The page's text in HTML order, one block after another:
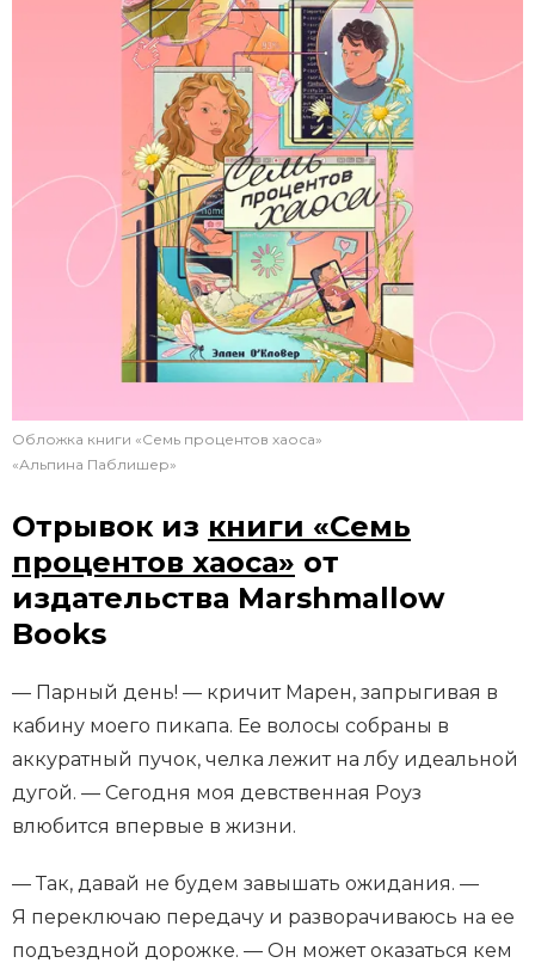
Обложка книги «Семь процентов хаоса»
«Альпина Паблишер»
Отрывок из книги «Семь
процентов хаоса» от
издательства Marshmallow
Books
— Парный день! — кричит Марен, запрыгивая в
кабину моего пикапа. Ее волосы собраны в
аккуратный пучок, челка лежит на лбу идеальной
дугой. — Сегодня моя девственная Роуз
влюбится впервые в жизни.
— Так, давай не будем завышать ожидания. —
Я переключаю передачу и разворачиваюсь на ее
подъездной дорожке. — Он может оказаться кем